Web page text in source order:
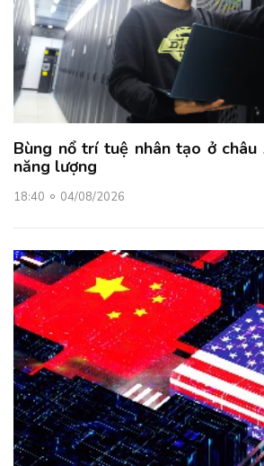
Bùng nổ trí tuệ nhân tạo ở châu
năng lượng
18:40 04/08/2026